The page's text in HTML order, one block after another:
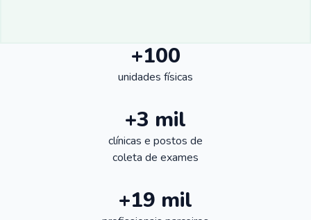
+100
unidades físicas
+3 mil
clínicas e postos de
coleta de exames
+19 mil